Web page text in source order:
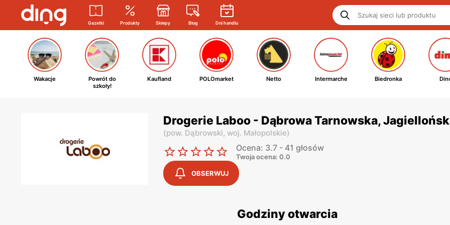
Gazetki Produkty Sklepy Blog Dni handlu
Wakacje
Powrót do
szkoły!
Kaufland POLOmarket Netto Intermarche Biedronka
Drogerie Laboo - Dąbrowa Tarnowska,
(pow. Dąbrowski, woj. Małopolskie)
Ocena: 3.7 - 41 głosów
Twoja ocena: 0.0
OBSERWUJ
Godziny otwarcia